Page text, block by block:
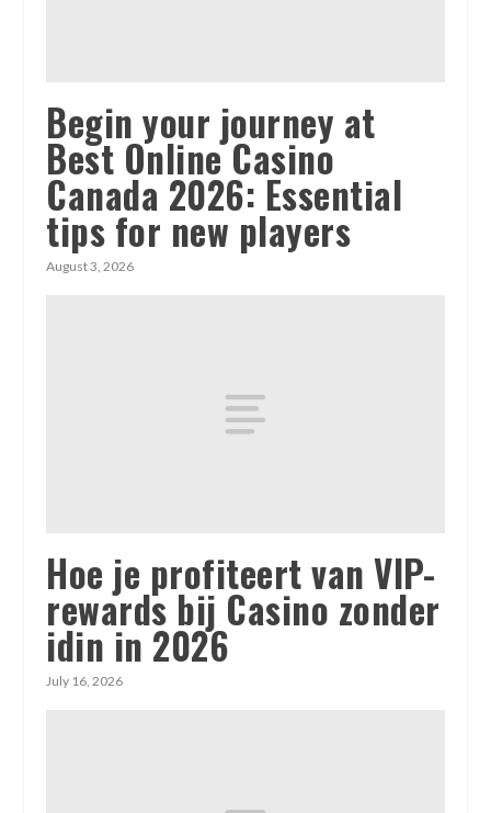
Begin your journey at
Best Online Casino
Canada 2026: Essential
tips for new players
August 3, 2026
Hoe je profiteert van VIP-
rewards bij Casino zonder
idin in 2026
July 16, 2026